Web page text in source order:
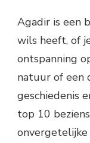
Agadir is een
wils heeft, of
ontspanning
natuur of een
geschiedenis
top 10